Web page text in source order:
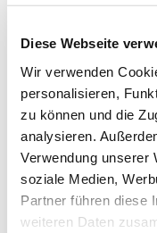
Diese Webseite
Wir verwenden
personalisieren,
zu können und die
analysieren.
Verwendung unserer
soziale Medien,
Partner führen diese
weiteren Daten
Eigene